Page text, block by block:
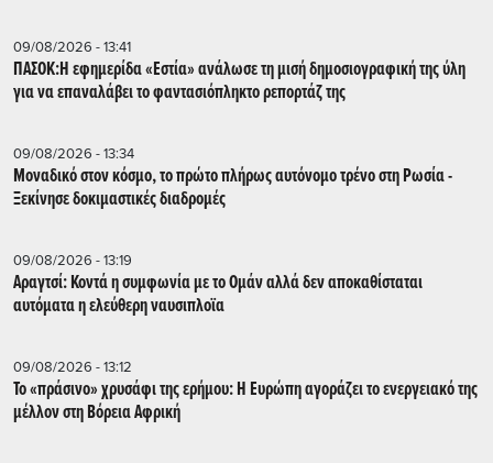
09/08/2026 - 13:41
ΠΑΣΟΚ:Η εφημερίδα «Εστία» ανάλωσε τη μισή δημοσιογραφική της ύλη
για να επαναλάβει το φαντασιόπληκτο ρεπορτάζ της
09/08/2026 - 13:34
Μοναδικό στον κόσμο, το πρώτο πλήρως αυτόνομο τρένο στη Ρωσία -
Ξεκίνησε δοκιμαστικές διαδρομές
09/08/2026 - 13:19
Αραγτσί: Κοντά η συμφωνία με το Ομάν αλλά δεν αποκαθίσταται
αυτόματα η ελεύθερη ναυσιπλοϊα
09/08/2026 - 13:12
Το «πράσινο» χρυσάφι της ερήμου: Η Ευρώπη αγοράζει το ενεργειακό της
μέλλον στη Βόρεια Αφρική